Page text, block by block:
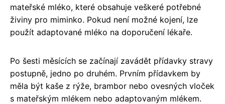
mateřské mléko, které obsahuje veškeré potřebné
živiny pro miminko. Pokud není možné kojení, lze
použít adaptované mléko na doporučení lékaře.
Po šesti měsících se začínají zavádět přídavky stravy
postupně, jedno po druhém. Prvním přídavkem by
měla být kaše z rýže, brambor nebo ovesných vloček
s mateřským mlékem nebo adaptovaným mlékem.